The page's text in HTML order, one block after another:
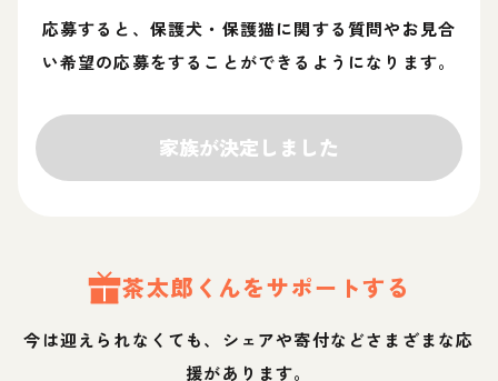
応募すると、保護犬・保護猫に関する質問やお見合
い希望の応募をすることができるようになります。
家族が決定しました
茶太郎 くんをサポートする
今は迎えられなくても、シェアや寄付などさまざまな応
援があります。